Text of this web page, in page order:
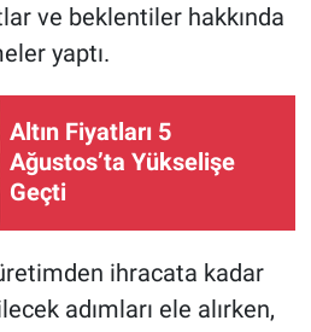
ve beklentiler hakkında
yaptı.
Altın Fiyatları 5
Ağustos’ta Yükselişe
Geçti
ihracata kadar
adımları ele alırken,